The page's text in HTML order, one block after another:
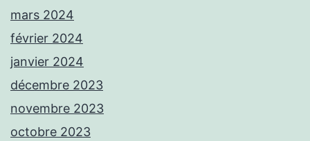
mars 2024
février 2024
janvier 2024
décembre 2023
novembre 2023
octobre 2023